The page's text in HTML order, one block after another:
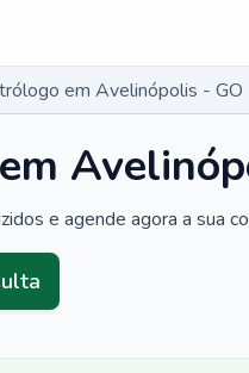
em Avelinópolis - GO
e agende agora a sua